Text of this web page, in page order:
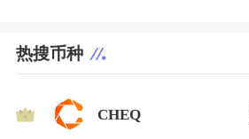
热搜币种
1 CHEQ